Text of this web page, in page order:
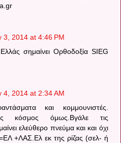
3, 2014 at 4:46 PM
σημαίνει Ορθοδοξία SIEG
4, 2014 at 2:34 AM
και κομμουνιστές.
κόσμος όμως.Βγάλε τις
ελεύθερο πνεύμα και και όχι
+ΛΑΣ.Ελ εκ της ρίζας (σελ- ή